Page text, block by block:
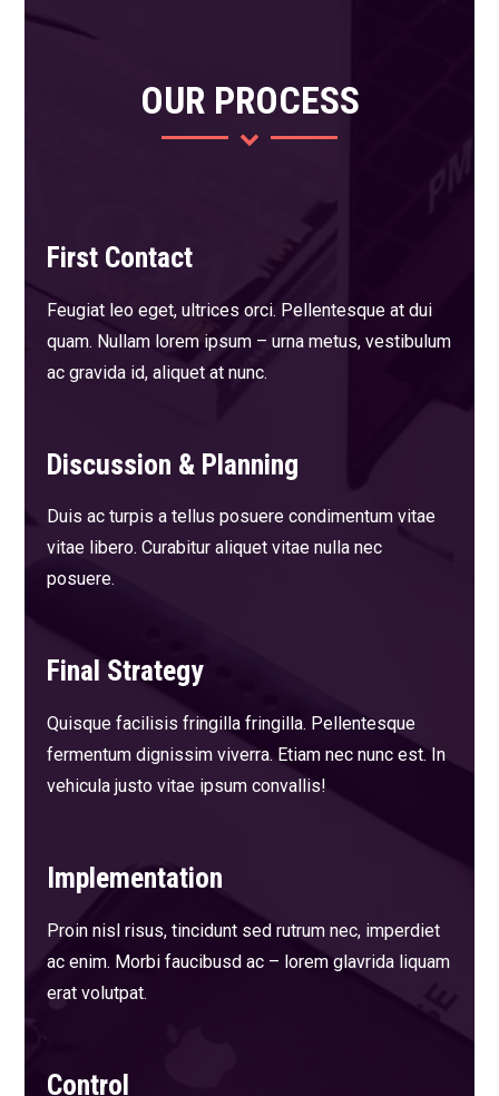
OUR PROCESS
First Contact
Feugiat leo eget, ultrices orci. Pellentesque at dui
quam. Nullam lorem ipsum – urna metus, vestibulum
ac gravida id, aliquet at nunc.
Discussion & Planning
Duis ac turpis a tellus posuere condimentum vitae
vitae libero. Curabitur aliquet vitae nulla nec
posuere.
Final Strategy
Quisque facilisis fringilla fringilla. Pellentesque
fermentum dignissim viverra. Etiam nec nunc est. In
vehicula justo vitae ipsum convallis!
Implementation
Proin nisl risus, tincidunt sed rutrum nec, imperdiet
ac enim. Morbi faucibusd ac – lorem glavrida liquam
erat volutpat.
Control